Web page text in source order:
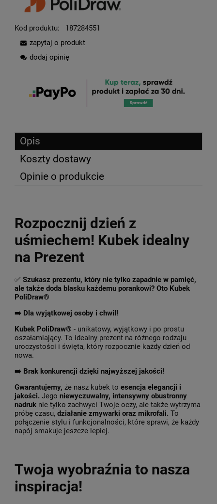
Kod produktu:
187284551
zapytaj o produkt
dodaj opinię
Opis
Koszty dostawy
Opinie o produkcie
Rozpocznij dzień z
uśmiechem! Kubek idealny
na Prezent
✅ Szukasz prezentu, który nie tylko zapadnie w pamięć,
ale także doda blasku każdemu porankowi? Oto Kubek
PoliDraw®
➡️ Dla wyjątkowej osoby i chwil!
Kubek PoliDraw® - unikatowy, wyjątkowy i po prostu
oszałamiający. To idealny prezent na różnego rodzaju
uroczystości i święta, który rozpocznie każdy dzień od
nowa.
➡️ Brak konkurencji dzięki najwyższej jakości!
Gwarantujemy, że nasz kubek to esencja elegancji i
jakości. Jego niewyczuwalny, intensywny obustronny
nadruk nie tylko zachwyci Twoje oczy, ale także wytrzyma
próbę czasu, działanie zmywarki oraz mikrofali. To
połączenie stylu i funkcjonalności, które sprawi, że każdy
napój smakuje jeszcze lepiej.
Twoja wyobraźnia to nasza
inspiracja!